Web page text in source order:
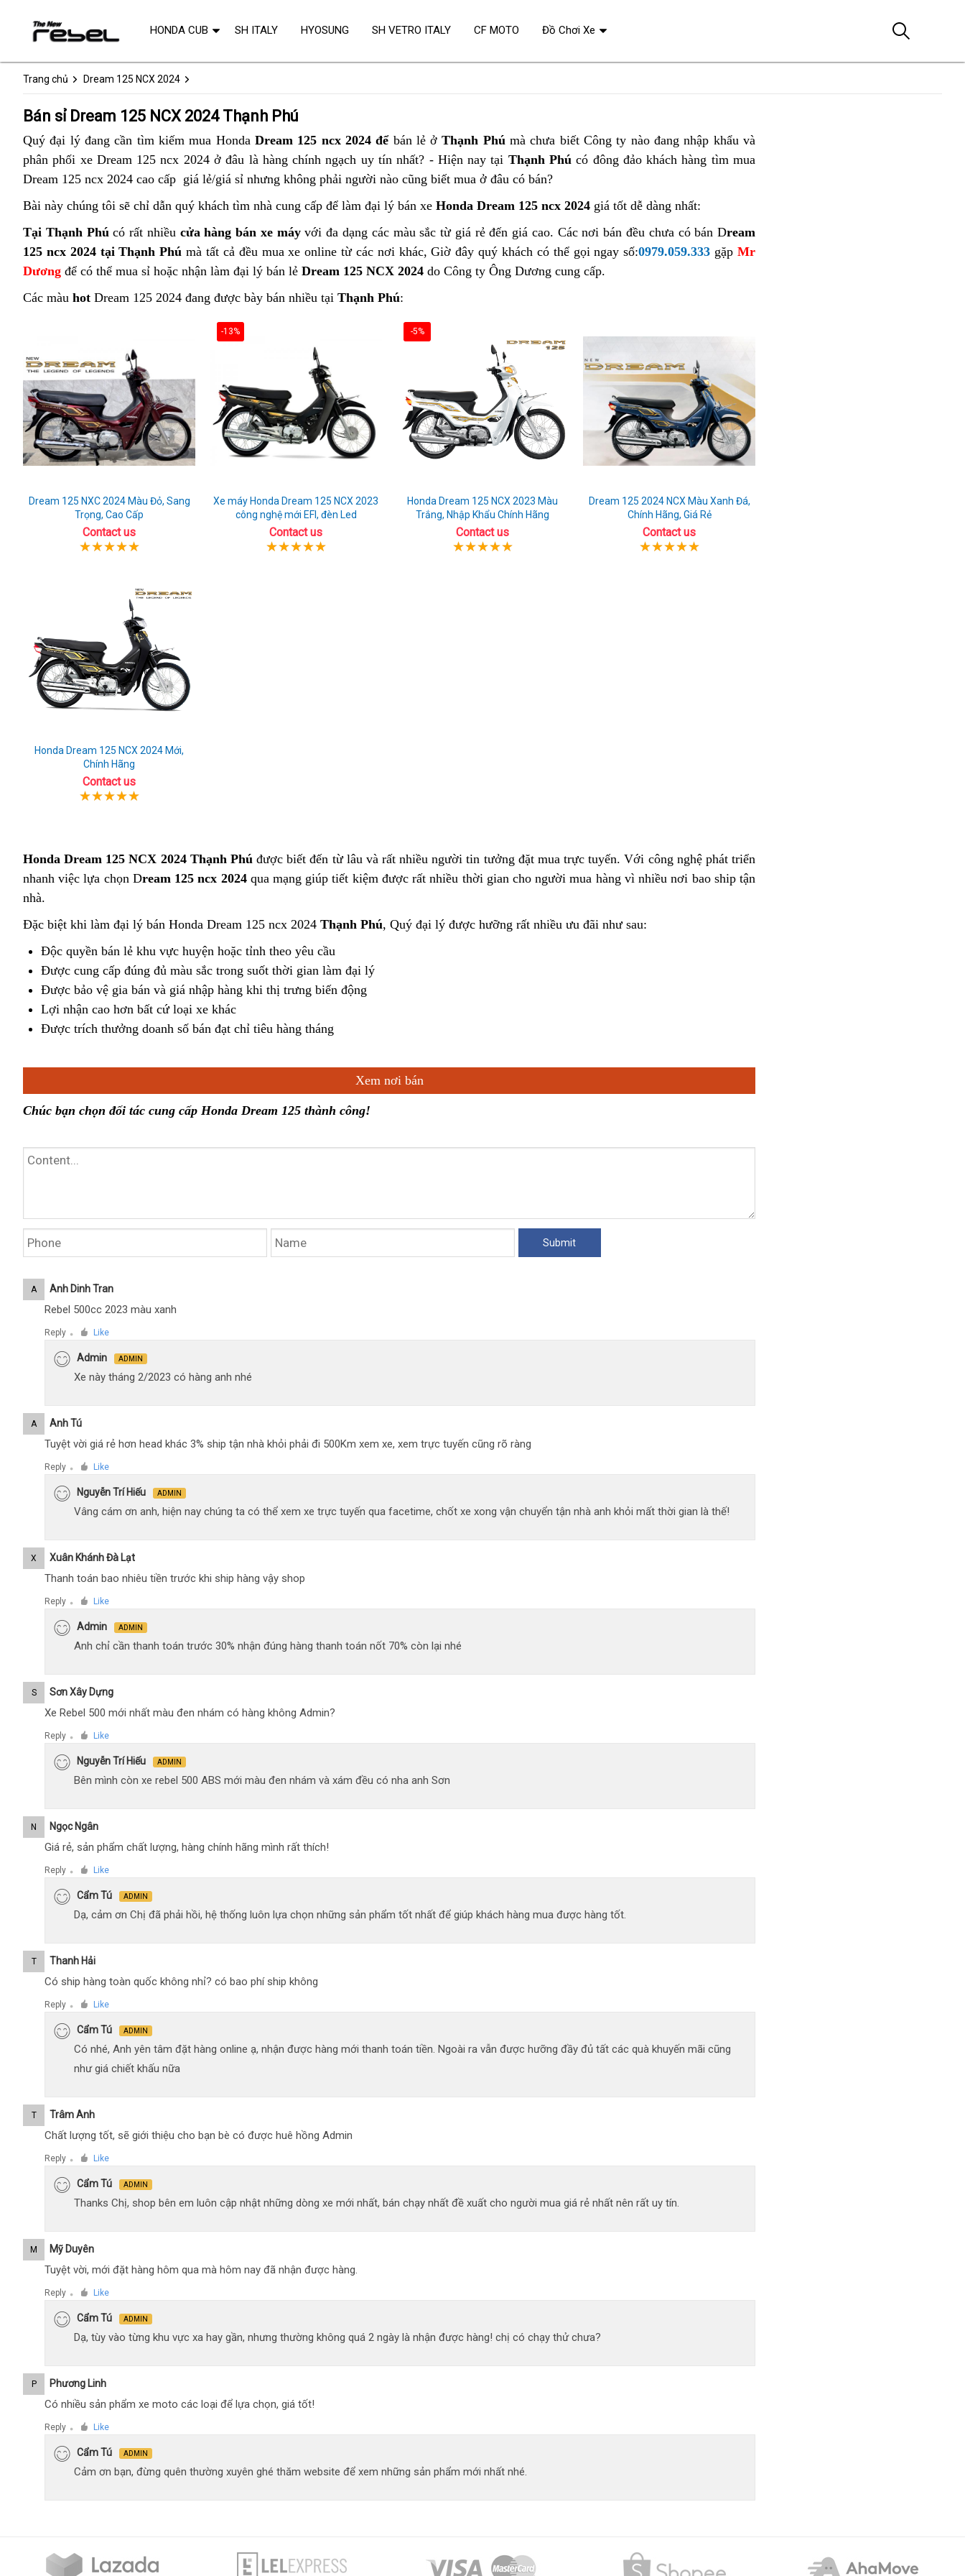
Trang chủ Dream 125 NCX 2024
Bán sỉ Dream 125 NCX 2024 Thạnh Phú
Quý đại lý đang cần tìm kiếm mua Honda Dream 125 ncx 2024 để bán lẻ ở Thạnh Phúmà chưa biết Công ty nào đang nhập khẩu và
phân phối xe Dream 125 ncx 2024 ở đâu là hàng chính ngạch uy tín nhất? - Hiện nay tại Thạnh Phú có đông đảo khách hàng tìm mua
Dream 125 ncx 2024 cao cấp giá lẻ/giá sỉ nhưng không phải người nào cũng biết mua ở đâu có bán?
Bài này chúng tôi sẽ chỉ dẫn quý khách tìm nhà cung cấp để làm đại lý bán xe Honda Dream 125 ncx 2024 giá tốt dễ dàng nhất:
Tại Thạnh Phúcó rất nhiều cửa hàng bán xe máyvới đa dạng các màu sắc từ giá rẻ đến giá cao. Các nơi bán đều chưa có bán Dream
125 ncx 2024 tại Thạnh Phú mà tất cả đều mua xe online từ các nơi khác, Giờ đây quý khách có thể gọi ngay số:0979.059.333 gặpMr
Dương để có thể mua sỉ hoặc nhận làm đại lý bán lẻ Dream 125 NCX 2024 do Công ty Ông Dương cung cấp.
Các màu hot Dream 125 2024 đang được bày bán nhiều tại Thạnh Phú:
Dream 125 NXC 2024 Màu Đỏ, Sang
Trọng, Cao Cấp
Contact us
-13%
Xe máy Honda Dream 125 NCX 2023
công nghệ mới EFI, đèn Led
Contact us
-5%
Honda Dream 125 NCX 2023 Màu
Trắng, Nhập Khẩu Chính Hãng
Contact us
Dream 125 2024 NCX Màu Xanh Đá,
Chính Hãng, Giá Rẻ
Contact us
Honda Dream 125 NCX 2024 Mới,
Chính Hãng
Contact us
Honda Dream 125 NCX 2024 Thạnh Phúđược biết đến từ lâu và rất nhiều người tin tưởng đặt mua trực tuyến. Với công nghệ phát triển
nhanh việc lựa chọn Dream 125 ncx 2024qua mạng giúp tiết kiệm được rất nhiều thời gian cho người mua hàng vì nhiều nơi bao ship tận
nhà.
Đặc biệt khi làm đại lý bán Honda Dream 125 ncx 2024 Thạnh Phú, Quý đại lý được hưỡng rất nhiều ưu đãi như sau:
Độc quyền bán lẻ khu vực huyện hoặc tỉnh theo yêu cầu
Được cung cấp đúng đủ màu sắc trong suốt thời gian làm đại lý
Được bảo vệ gia bán và giá nhập hàng khi thị trưng biến động
Lợi nhận cao hơn bất cứ loại xe khác
Được trích thưởng doanh số bán đạt chỉ tiêu hàng tháng
Xem nơi bán
Chúc bạn chọn đối tác cung cấp Honda Dream 125 thành công!
A Anh Dinh Tran
Rebel 500cc 2023 màu xanh
Reply ● Like
Admin ADMIN
Xe này tháng 2/2023 có hàng anh nhé
A Anh Tú
Tuyệt vời giá rẻ hơn head khác 3% ship tận nhà khỏi phải đi 500Km xem xe, xem trực tuyến cũng rõ ràng
Reply ● Like
Nguyễn Trí Hiếu ADMIN
Vâng cám ơn anh, hiện nay chúng ta có thể xem xe trực tuyến qua facetime, chốt xe xong vận chuyển tận nhà anh khỏi mất thời gian là thế!
X Xuân Khánh Đà Lạt
Thanh toán bao nhiêu tiền trước khi ship hàng vậy shop
Reply ● Like
Admin ADMIN
Anh chỉ cần thanh toán trước 30% nhận đúng hàng thanh toán nốt 70% còn lại nhé
S Sơn Xây Dựng
Xe Rebel 500 mới nhất màu đen nhám có hàng không Admin?
Reply ● Like
Nguyễn Trí Hiếu ADMIN
Bên mình còn xe rebel 500 ABS mới màu đen nhám và xám đều có nha anh Sơn
N Ngọc Ngân
Giá rẻ, sản phẩm chất lượng, hàng chính hãng mình rất thích!
Reply ● Like
Cẩm Tú ADMIN
Dạ, cảm ơn Chị đã phải hồi, hệ thống luôn lựa chọn những sản phẩm tốt nhất để giúp khách hàng mua được hàng tốt.
T Thanh Hải
Có ship hàng toàn quốc không nhỉ? có bao phí ship không
Reply ● Like
Cẩm Tú ADMIN
Có nhé, Anh yên tâm đặt hàng online ạ, nhận được hàng mới thanh toán tiền. Ngoài ra vẫn được hưỡng đầy đủ tất các quà khuyến mãi cũng
như giá chiết khấu nữa
T Trâm Anh
Chất lượng tốt, sẽ giới thiệu cho bạn bè có được huê hồng Admin
Reply ● Like
Cẩm Tú ADMIN
Thanks Chị, shop bên em luôn cập nhật những dòng xe mới nhất, bán chạy nhất đề xuất cho người mua giá rẻ nhất nên rất uy tín.
M Mỹ Duyên
Tuyệt vời, mới đặt hàng hôm qua mà hôm nay đã nhận được hàng.
Reply ● Like
Cẩm Tú ADMIN
Dạ, tùy vào từng khu vực xa hay gần, nhưng thường không quá 2 ngày là nhận được hàng! chị có chạy thử chưa?
P Phương Linh
Có nhiều sản phẩm xe moto các loại để lựa chọn, giá tốt!
Reply ● Like
Cẩm Tú ADMIN
Cảm ơn bạn, đừng quên thường xuyên ghé thăm website để xem những sản phẩm mới nhất nhé.
HONDA CUB SH ITALY HYOSUNG SH VETRO ITALY CF MOTO Đồ Chơi Xe